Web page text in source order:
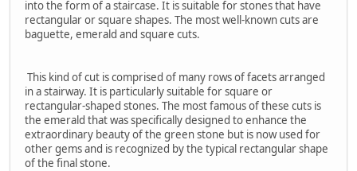
into the form of a staircase. It is suitable for stones that have
rectangular or square shapes. The most well-known cuts are
baguette, emerald and square cuts.
This kind of cut is comprised of many rows of facets arranged
in a stairway. It is particularly suitable for square or
rectangular-shaped stones. The most famous of these cuts is
the emerald that was specifically designed to enhance the
extraordinary beauty of the green stone but is now used for
other gems and is recognized by the typical rectangular shape
of the final stone.